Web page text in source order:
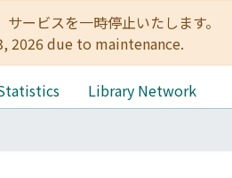
サービスを一時停止いたします
2026 due to maintenance.
Library Network